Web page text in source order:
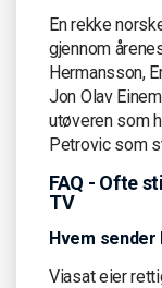
En rekke
gjennom
Hermansson,
Jon Olav
utøveren som
Petrovic som
FAQ - Ofte
TV
Hvem sender
Viasat eier